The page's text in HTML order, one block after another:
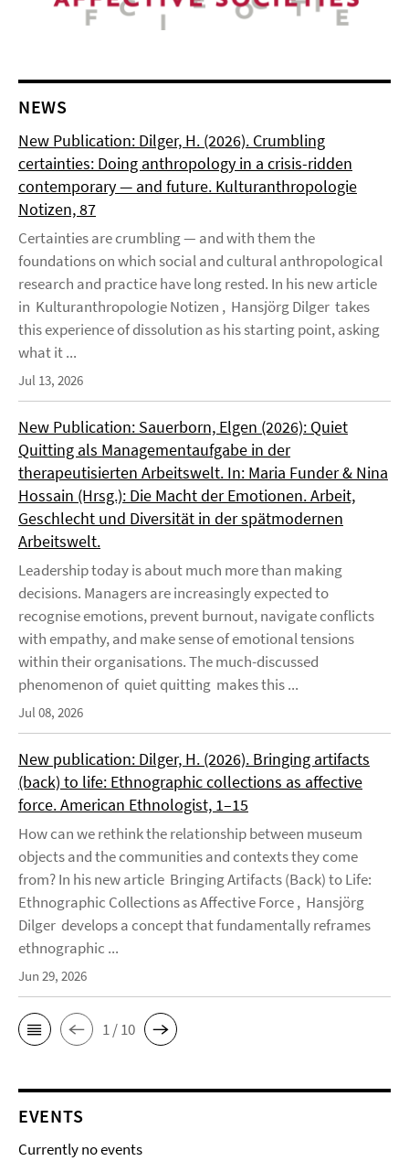
NEWS
New Publication: Dilger, H. (2026). Crumbling
certainties: Doing anthropology in a crisis-ridden
contemporary — and future. Kulturanthropologie
Notizen, 87
Certainties are crumbling — and with them the
foundations on which social and cultural anthropological
research and practice have long rested. In his new article
in Kulturanthropologie Notizen , Hansjörg Dilger takes
this experience of dissolution as his starting point, asking
what it ...
Jul 13, 2026
New Publication: Sauerborn, Elgen (2026): Quiet
Quitting als Managementaufgabe in der
therapeutisierten Arbeitswelt. In: Maria Funder & Nina
Hossain (Hrsg.): Die Macht der Emotionen. Arbeit,
Geschlecht und Diversität in der spätmodernen
Arbeitswelt.
Leadership today is about much more than making
decisions. Managers are increasingly expected to
recognise emotions, prevent burnout, navigate conflicts
with empathy, and make sense of emotional tensions
within their organisations. The much-discussed
phenomenon of quiet quitting makes this ...
Jul 08, 2026
New publication: Dilger, H. (2026). Bringing artifacts
(back) to life: Ethnographic collections as affective
force. American Ethnologist, 1–15
How can we rethink the relationship between museum
objects and the communities and contexts they come
from? In his new article Bringing Artifacts (Back) to Life:
Ethnographic Collections as Affective Force , Hansjörg
Dilger develops a concept that fundamentally reframes
ethnographic ...
Jun 29, 2026
1 / 10
EVENTS
Currently no events